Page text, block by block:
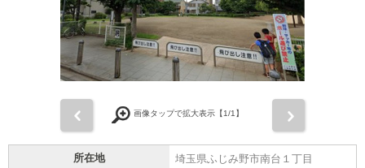
画像タップで拡大表示【1/1】
所在地 埼玉県ふじみ野市南台１丁目